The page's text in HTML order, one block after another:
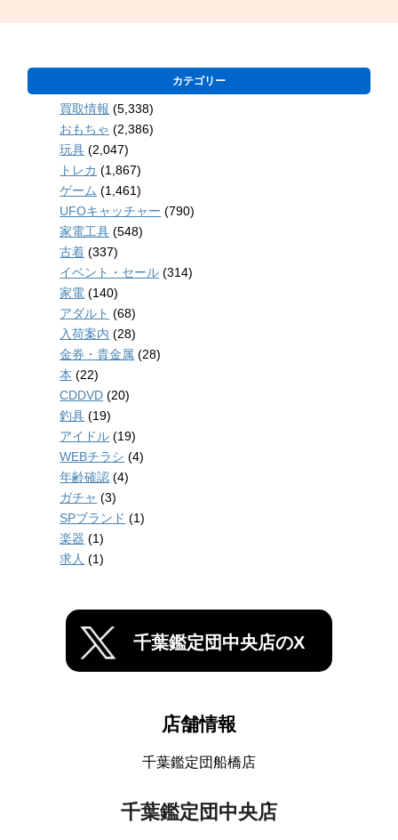
カテゴリー
買取情報 (5,338)
おもちゃ (2,386)
玩具 (2,047)
トレカ (1,867)
ゲーム (1,461)
UFOキャッチャー (790)
家電工具 (548)
古着 (337)
イベント・セール (314)
家電 (140)
アダルト (68)
入荷案内 (28)
金券・貴金属 (28)
本 (22)
CDDVD (20)
釣具 (19)
アイドル (19)
WEBチラシ (4)
年齢確認 (4)
ガチャ (3)
SPブランド (1)
楽器 (1)
求人 (1)
千葉鑑定団中央店のX
店舗情報
千葉鑑定団船橋店
千葉鑑定団中央店